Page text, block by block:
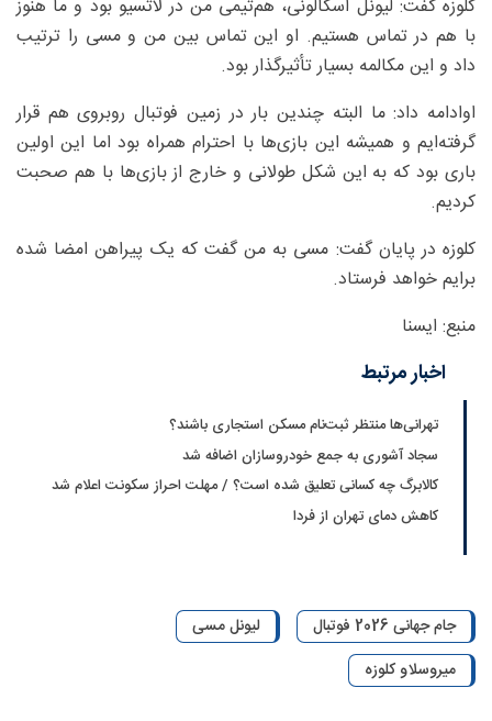
کلوزه گفت: لیونل اسکالونی، هم‌تیمی من در لاتسیو بود و ما هنوز
با هم در تماس هستیم. او این تماس بین من و مسی را ترتیب
داد و این مکالمه بسیار تأثیرگذار بود.
اوادامه داد: ما البته چندین بار در زمین فوتبال روبروی هم قرار
گرفته‌ایم و همیشه این بازی‌ها با احترام همراه بود اما این اولین
باری بود که به این شکل طولانی و خارج از بازی‌ها با هم صحبت
کردیم.
کلوزه در پایان گفت: مسی به من گفت که یک پیراهن امضا شده
برایم خواهد فرستاد.
منبع: ایسنا
اخبار مرتبط
تهرانی‌ها منتظر ثبت‌نام مسکن استجاری باشند؟
سجاد آشوری به جمع خودروسازان اضافه شد
کالابرگ چه کسانی تعلیق شده است؟ / مهلت احراز سکونت اعلام شد
کاهش دمای تهران از فردا
جام جهانی 2026 فوتبال
لیونل مسی
میروسلاو کلوزه